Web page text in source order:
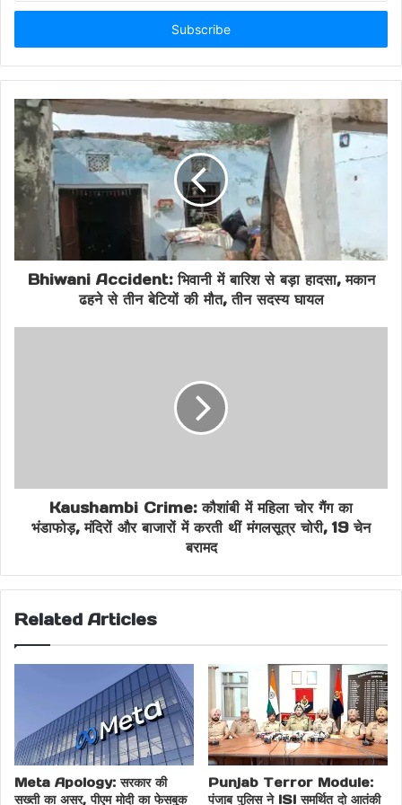
Noida Fire Noida News
Noida Sector 63 Incident
Sector 63 Noida Vipul Motors Fire
Email
Bhiwani Accident: भिवानी में बारिश से बड़ा हादसा, मकान
ढहने से तीन बेटियों की मौत, तीन सदस्य घायल
Kaushambi Crime: कौशांबी में महिला चोर गैंग का
भंडाफोड़, मंदिरों और बाजारों में करती थीं मंगलसूत्र चोरी, 19 चेन
बरामद
Related Articles
Meta Apology: सरकार की
सख्ती का असर, पीएम मोदी का फेसबुक
Punjab Terror Module:
पंजाब पुलिस ने ISI समर्थित दो आतंकी